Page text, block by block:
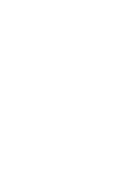
ВАШУ ПРОБЛЕМУ?
мы могли стать лучше!